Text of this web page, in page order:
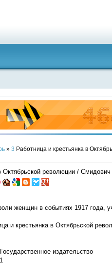
» 3 Работница и крестьянка в
Октябрьской революции /
женщин в событиях 1917 года,
и крестьянка в Октябрьской
издательство